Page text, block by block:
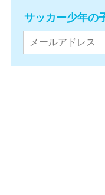
サッカー少年の